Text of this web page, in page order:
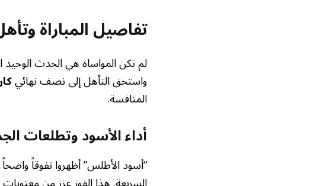
تفاصيل المباراة
لم تكن المواساة هي الحدث الوحيد
واستحق التأهل إلى نصف نهائيكان
المنافسة.
أداء الأسود وتطلعات
“أسود الأطلس” أظهروا تفوقاً